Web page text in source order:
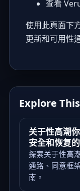
查看
使用此頁面下
更新和可用性
Explore
关于性高潮
安全和恢复
探索关于性高
通路、同意框
南。